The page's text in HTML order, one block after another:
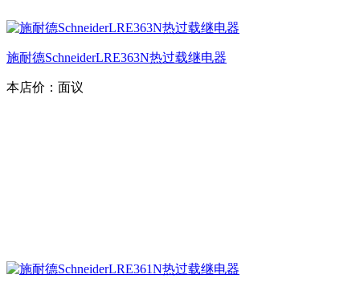
施耐德SchneiderLRE363N热过载继电器
本店价： 面议